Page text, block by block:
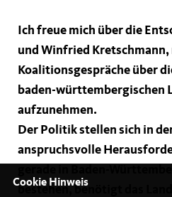
Ich freue mich über die
und Winfried Kretschmann,
Koalitionsgespräche über
baden-württembergischen
aufzunehmen.
Der Politik stellen sich in
anspruchsvolle
bestehen, benötigt das Land
Cookie Hinweis